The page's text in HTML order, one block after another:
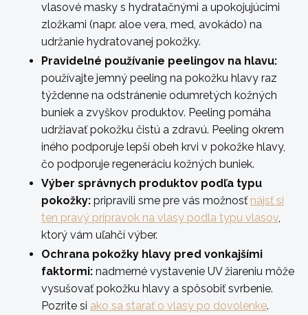
vlasové masky s hydratačnými a upokojujúcimi
zložkami (napr. aloe vera, med, avokádo) na
udržanie hydratovanej pokožky.
Pravidelné používanie peelingov na hlavu:
používajte jemný peeling na pokožku hlavy raz
týždenne na odstránenie odumretých kožných
buniek a zvyškov produktov. Peeling pomáha
udržiavať pokožku čistú a zdravú. Peeling okrem
iného podporuje lepší obeh krvi v pokožke hlavy,
čo podporuje regeneráciu kožných buniek.
Výber správnych produktov podľa typu
pokožky: pripravili sme pre vás možnosť nájsť si
ten pravý prípravok na vlasy podla typu vlasov,
ktorý vám uľahčí výber.
Ochrana pokožky hlavy pred vonkajšími
faktormi: nadmerné vystavenie UV žiareniu môže
vysušovať pokožku hlavy a spôsobiť svrbenie.
Pozrite si ako sa starať o vlasy po dovolenke.